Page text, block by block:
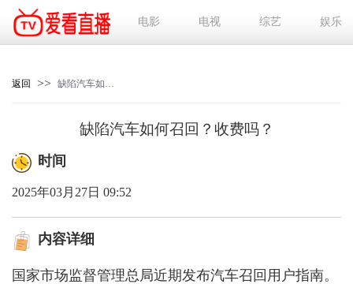
电影 电视 综艺 娱乐
返回 >>
缺陷汽车如何召回？收费吗？
时间
2025年03月27日 09:52
内容详细
国家市场监督管理总局近期发布汽车召回用户指南。